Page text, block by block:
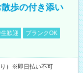
歩の付き添い
歓迎
ブランクOK
）※即日払い不可